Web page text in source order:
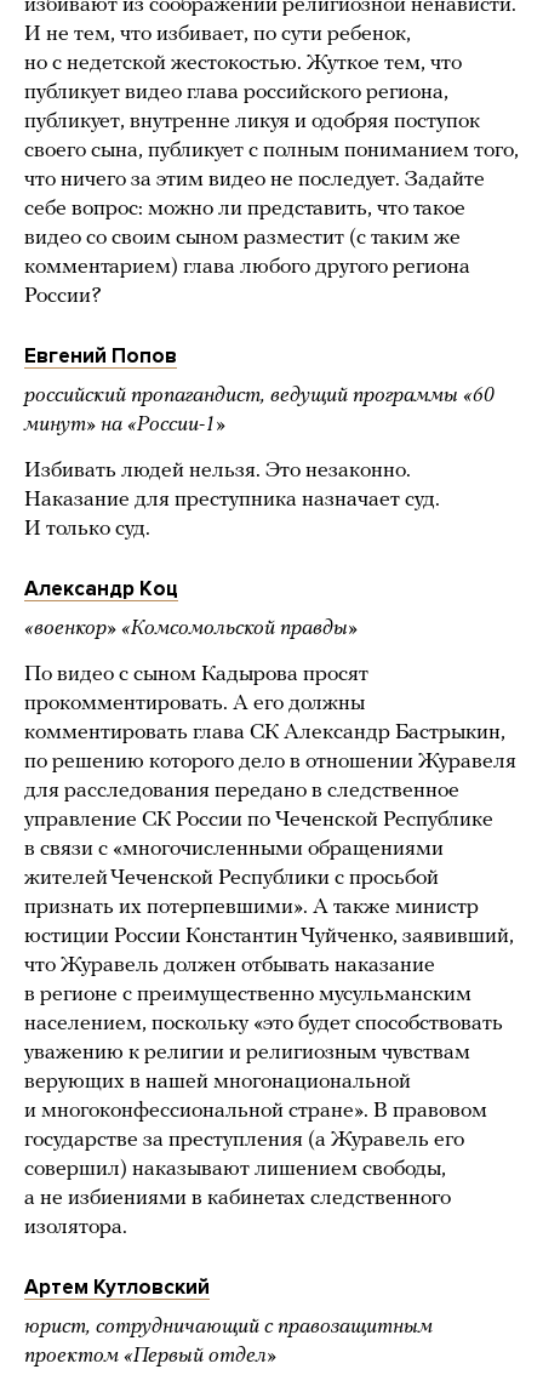
избивают из соображений религиозной ненависти.
И не тем, что избивает, по сути ребенок,
но с недетской жестокостью. Жуткое тем, что
публикует видео глава российского региона,
публикует, внутренне ликуя и одобряя поступок
своего сына, публикует с полным пониманием того,
что ничего за этим видео не последует. Задайте
себе вопрос: можно ли представить, что такое
видео со своим сыном разместит (с таким же
комментарием) глава любого другого региона
России?
Евгений Попов
российский пропагандист, ведущий программы «60
минут» на «России-1»
Избивать людей нельзя. Это незаконно.
Наказание для преступника назначает суд.
И только суд.
Александр Коц
«военкор» «Комсомольской правды»
По видео с сыном Кадырова просят
прокомментировать. А его должны
комментировать глава СК Александр Бастрыкин,
по решению которого дело в отношении Журавеля
для расследования передано в следственное
управление СК России по Чеченской Республике
в связи с «многочисленными обращениями
жителей Чеченской Республики с просьбой
признать их потерпевшими». А также министр
юстиции России Константин Чуйченко, заявивший,
что Журавель должен отбывать наказание
в регионе с преимущественно мусульманским
населением, поскольку «это будет способствовать
уважению к религии и религиозным чувствам
верующих в нашей многонациональной
и многоконфессиональной стране». В правовом
государстве за преступления (а Журавель его
совершил) наказывают лишением свободы,
а не избиениями в кабинетах следственного
изолятора.
Артем Кутловский
юрист, сотрудничающий с правозащитным
проектом «Первый отдел»